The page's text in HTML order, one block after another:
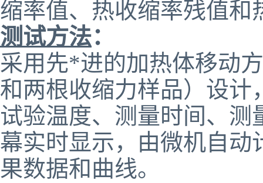
缩率值、热收缩率残值和
测试方法：
采用先*进的加热体移动
和两根收缩力样品）设计
试验温度、测量时间、
幕实时显示，由微机自动
果数据和曲线。